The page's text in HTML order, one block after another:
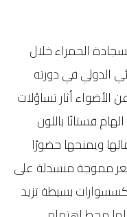
الحمراء خلال
الدولي في دورته
الأضواء أثار تساؤلات
فستانًا باللون
ويمنحها حضورًا
مموجة منسدلة على
بسيطة تزيد